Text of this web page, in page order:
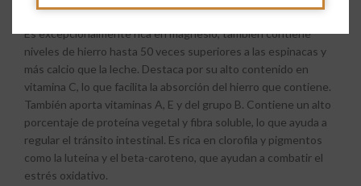
Es excepcionalmente rica en magnesio, también contiene
niveles de hierro hasta 50 veces superiores a las espinacas y
más calcio que la leche. Destaca por su alto contenido en
vitamina C, lo que facilita la absorción del hierro que contiene.
También aporta vitaminas A, E y del grupo B. Contiene un alto
porcentaje de proteína vegetal y fibra soluble, lo que ayuda a
regular el tránsito intestinal. Es rica en clorofila y pigmentos
como la luteína y el beta-caroteno, que ayudan a combatir el
estrés oxidativo.